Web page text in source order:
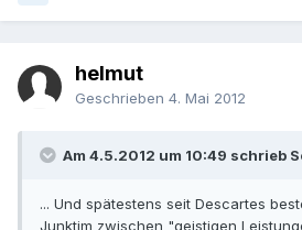
helmut
Geschrieben 4. Mai 2012
Am 4.5.2012 um 10:49 schrieb
... Und spätestens seit Descartes
Junktim zwischen "geistigen